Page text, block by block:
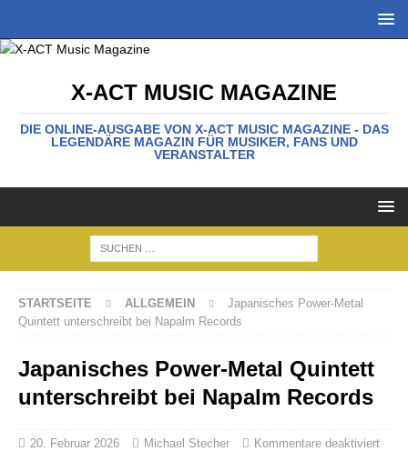
X-ACT MUSIC MAGAZINE
DIE ONLINE-AUSGABE VON X-ACT MUSIC MAGAZINE - DAS
LEGENDÄRE MAGAZIN FÜR MUSIKER, FANS UND
VERANSTALTER
STARTSEITE ALLGEMEIN
Japanisches Power-Metal
Quintett unterschreibt bei Napalm Records
Japanisches Power-Metal Quintett
unterschreibt bei Napalm Records
20. Februar 2026 Michael Stecher Kommentare deaktiviert